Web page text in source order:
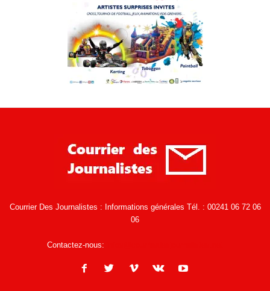
Courrier Des Journalistes : Informations générales Tél. : 00241 06 72 06
06
Contactez-nous: